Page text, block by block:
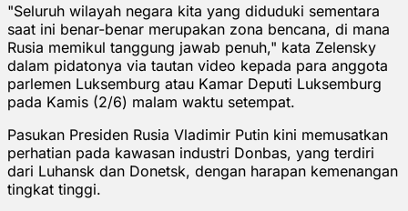
"Seluruh wilayah negara kita yang diduduki sementara
saat ini benar-benar merupakan zona bencana, di mana
Rusia memikul tanggung jawab penuh," kata Zelensky
dalam pidatonya via tautan video kepada para anggota
parlemen Luksemburg atau Kamar Deputi Luksemburg
pada Kamis (2/6) malam waktu setempat.
Pasukan Presiden Rusia Vladimir Putin kini memusatkan
perhatian pada kawasan industri Donbas, yang terdiri
dari Luhansk dan Donetsk, dengan harapan kemenangan
tingkat tinggi.